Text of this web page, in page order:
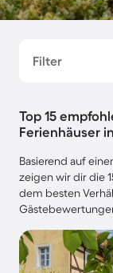
Filter
Top 15
Ferienhäuser
Basierend auf
zeigen wir dir die
dem besten